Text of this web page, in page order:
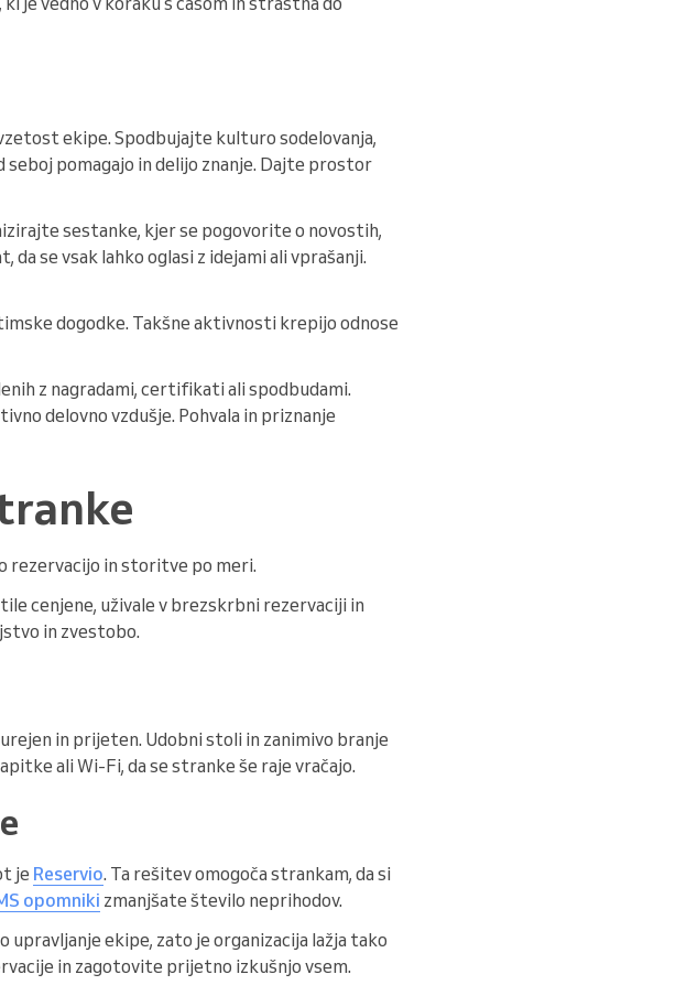
ekipe. Spodbujajte kulturo sodelovanja,
pomagajo in delijo znanje. Dajte prostor
sestanke, kjer se pogovorite o novostih,
se vsak lahko oglasi z idejami ali vprašanji.
dogodke. Takšne aktivnosti krepijo odnose
z nagradami, certifikati ali spodbudami.
delovno vzdušje. Pohvala in priznanje
rezervacijo in storitve po meri.
cenjene, uživale v brezskrbni rezervaciji in
in zvestobo.
in prijeten. Udobni stoli in zanimivo branje
ali Wi-Fi, da se stranke še raje vračajo.
je Reservio. Ta rešitev omogoča strankam, da si
opomniki zmanjšate število neprihodov.
upravljanje ekipe, zato je organizacija lažja tako
in zagotovite prijetno izkušnjo vsem.